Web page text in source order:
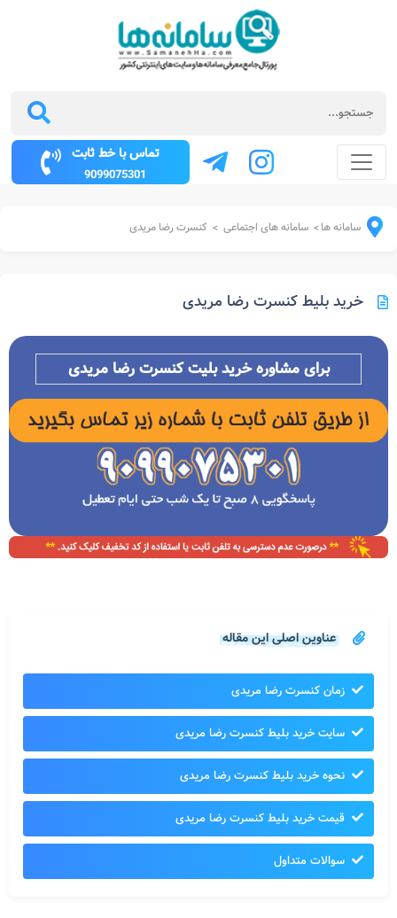
تماس با خط ثابت
9099075301
سامانه ها> سامانه های اجتماعی > کنسرت رضا مریدی
خرید بلیط کنسرت رضا مریدی
برای مشاوره خرید بلیت کنسرترضا مریدی
عناوین اصلی این مقاله
زمان کنسرت رضا مریدی
سایت خرید بلیط کنسرت رضا مریدی
نحوه خرید بلیط کنسرت رضا مریدی
قیمت خرید بلیط کنسرت رضا مریدی
سوالات متداول